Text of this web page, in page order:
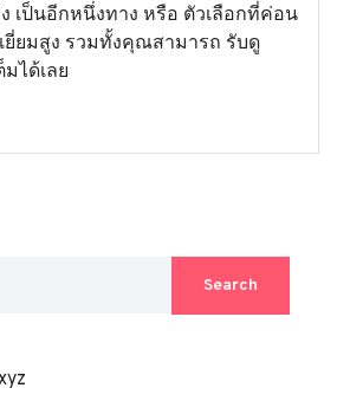
เป็นอีกหนึ่งทาง หรือ ตัวเลือกที่ค่อน
ยี่ยมสูง รวมทั้งคุณสามารถ รับดู
ได้เลย